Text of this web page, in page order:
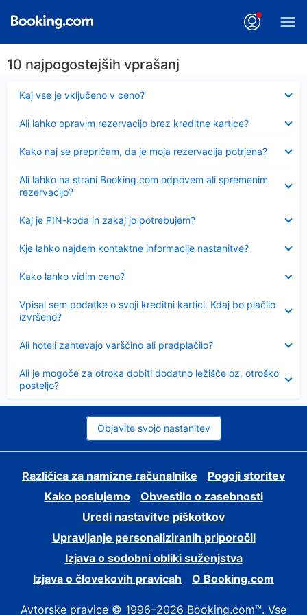
10 najpogostejših vprašanj
Kaj vse je vključeno v ceno?
Ali lahko opravim rezervacijo brez kreditne kartice?
Kako naj se prepričam, da je moja rezervacija potrjena?
Ali lahko na strani Booking.com odpovem ali spremenim
rezervacijo?
Kaj je PIN-koda in zakaj jo potrebujem?
Kje lahko najdem kontaktne informacije nastanitve?
Kako lahko vidim ceno?
Vpisal sem podatke o svoji kreditni kartici. Kdaj bo plačilo
izvršeno?
Ali hoteli zahtevajo varščino ali predplačilo?
Ali je mogoče za otroka dobiti dodatno ležišče oz. otroško
posteljo?
Objavite svojo nastanitev
Različica za namizne računalnike
Pogoji storitev
Kako poslujemo
Obvestilo o zasebnosti
Uredi nastavitve piškotkov
Upravljanje personaliziranih priporočil
Izjava o sodobni obliki suženjstva
Izjava o človekovih pravicah
O Booking.com
Avtorske pravice © 1996–2026 Booking.com™. Vse